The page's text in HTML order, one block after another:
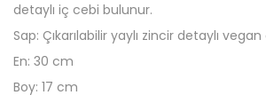
detaylı iç cebi bulunur.
Sap: Çıkarılabilir yaylı zincir detaylı
En: 30 cm
Boy: 17 cm